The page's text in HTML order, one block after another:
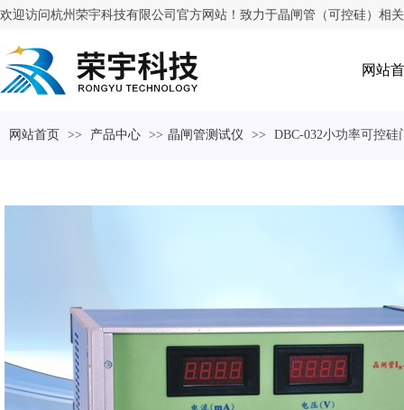
欢迎访问杭州荣宇科技有限公司官方网站！致力于晶闸管（可控硅）相
网站
网站首页 >> 产品中心 >> 晶闸管测试仪 >> DBC-032小功率可控硅